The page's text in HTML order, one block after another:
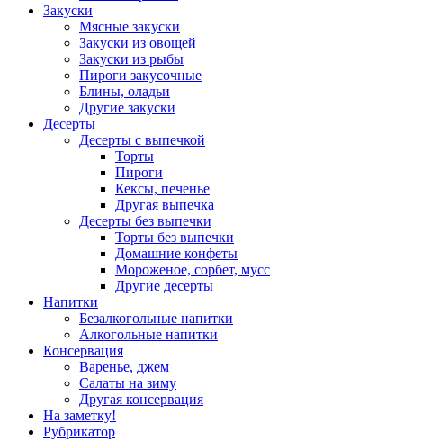
Закуски
Мясные закуски
Закуски из овощей
Закуски из рыбы
Пироги закусочные
Блины, оладьи
Другие закуски
Десерты
Десерты с выпечкой
Торты
Пироги
Кексы, печенье
Другая выпечка
Десерты без выпечки
Торты без выпечки
Домашние конфеты
Мороженое, сорбет, мусс
Другие десерты
Напитки
Безалкогольные напитки
Алкогольные напитки
Консервация
Варенье, джем
Салаты на зиму
Другая консервация
На заметку!
Рубрикатор